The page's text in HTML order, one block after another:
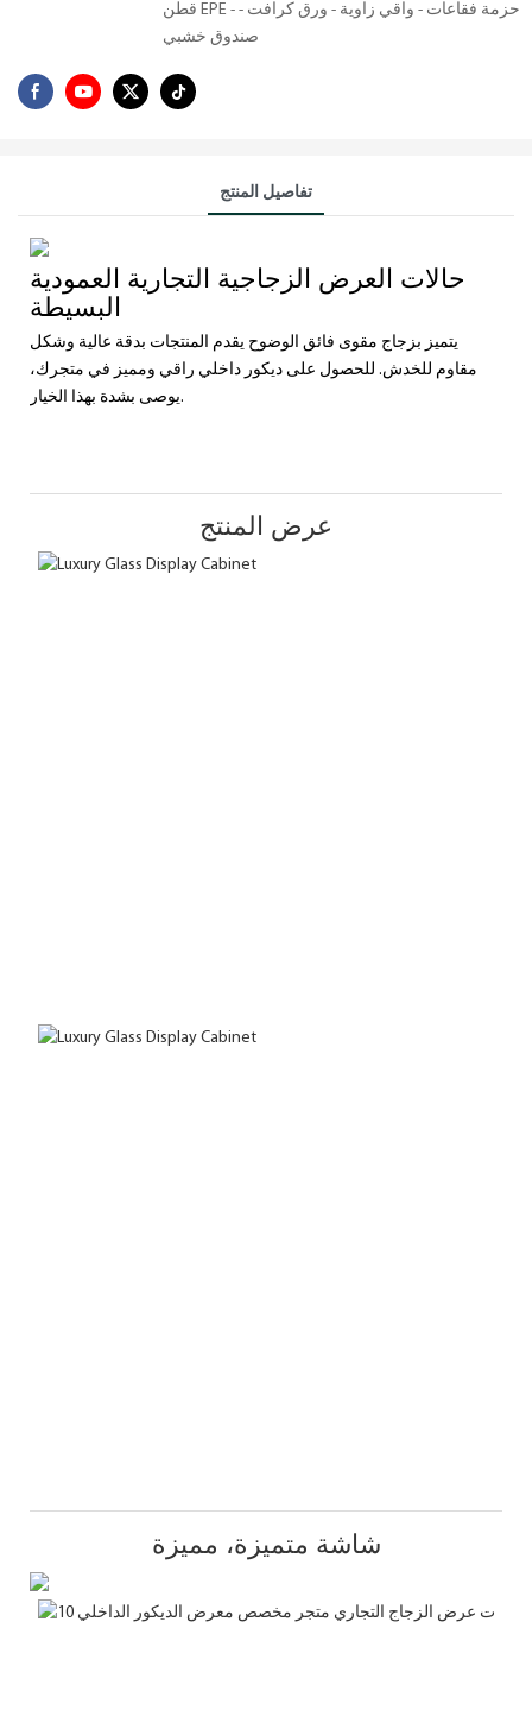
قطن EPE - حزمة فقاعات - واقي زاوية - ورق كرافت -
صندوق خشبي
تفاصيل المنتج
حالات العرض الزجاجية التجارية العمودية
البسيطة
يتميز بزجاج مقوى فائق الوضوح يقدم المنتجات بدقة عالية وشكل
مقاوم للخدش. للحصول على ديكور داخلي راقي ومميز في متجرك،
يوصى بشدة بهذا الخيار.
عرض المنتج
شاشة متميزة، مميزة